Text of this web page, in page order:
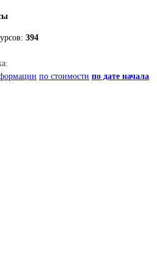
394
по стоимости по дате начала